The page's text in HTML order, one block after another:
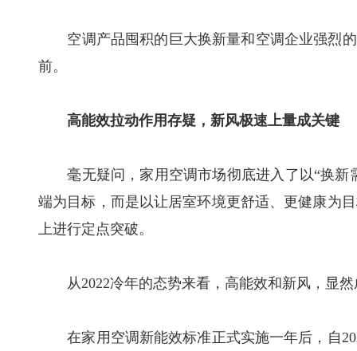
空调产品囤积的巨大换新量和空调企业强烈的
前。
高能效拉动作用存疑，新风极速上量成关键
毫无疑问，家用空调市场彻底进入了以“换新
端为目标，而是以让居室环境更舒适、更健康为
上进行定点突破。
从2022冷年的态势来看，高能效和新风，显然
在家用空调新能效标准正式实施一年后，自